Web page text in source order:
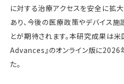
に対する治療アクセスを安全に拡
あり、今後の医療政策やデバイス
とが期待されます。本研究成果は
Advances』のオンライン版に2026
た。